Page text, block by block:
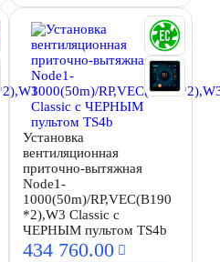
Установка
вентиляционная
приточно-вытяжная
Node1-
1000(50m)/RP,VEC(B190
*2),W3 Classic с
ЧЕРНЫМ пультом TS4b
434 760.00